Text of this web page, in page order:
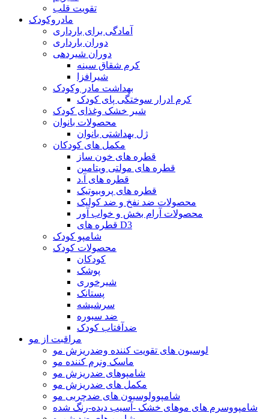
تقویت قلب
مادروکودک
آمادگی برای بارداری
دوران بارداری
دوران شیردهی
کرم شقاق سینه
شیرافزا
بهداشت مادر وکودک
کرم ادرار سوختگی پای کودک
شیر خشک وغذای کودک
محصولات بانوان
ژل بهداشتی بانوان
مکمل های کودکان
قطره های خون ساز
قطره های مولتی ویتامین
قطره های آ.د
قطره های پروبیوتیک
محصولات ضد نفخ و ضد کولیک
محصولات آرام بخش و خواب آور
قطره های D3
شامپو کودک
محصولات کودک
کودکان
پوشک
شیرخوری
پستانک
سرشیشه
ضد سبوره
ضدآفتاب کودک
مراقبت از مو
لوسیون های تقویت کننده وضدریزش مو
ماسک ونرم کننده مو
شامپوهای ضدریزش مو
مکمل های ضدریزش مو
شامپوولوسیون های ضدچربی مو
شامپووسرم های موهای خشک -آسیب دیده-رنگ شده